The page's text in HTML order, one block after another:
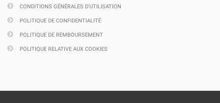
CONDITIONS GÉNÉRALES D'UTILISATION
POLITIQUE DE CONFIDENTIALITÉ
POLITIQUE DE REMBOURSEMENT
POLITIQUE RELATIVE AUX COOKIES